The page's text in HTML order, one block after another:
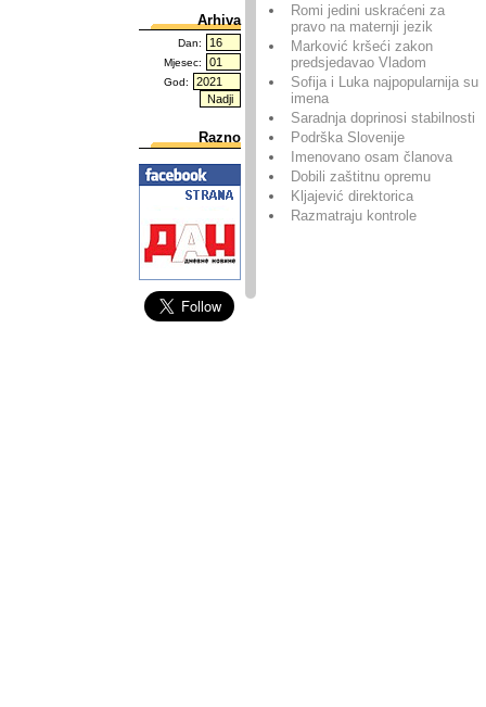
Arhiva
Dan:
Mjesec:
God:
Razno
Romi jedini uskraćeni za
pravo na maternji jezik
Marković kršeći zakon
predsjedavao Vladom
Sofija i Luka najpopularnija su
imena
Saradnja doprinosi stabilnosti
Podrška Slovenije
Imenovano osam članova
Dobili zaštitnu opremu
Kljajević direktorica
Razmatraju kontrole